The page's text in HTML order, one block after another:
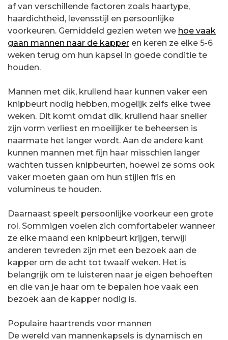
af van verschillende factoren zoals haartype,
haardichtheid, levensstijl en persoonlijke
voorkeuren. Gemiddeld gezien weten we hoe vaak
gaan mannen naar de kapper en keren ze elke 5-6
weken terug om hun kapsel in goede conditie te
houden.
Mannen met dik, krullend haar kunnen vaker een
knipbeurt nodig hebben, mogelijk zelfs elke twee
weken. Dit komt omdat dik, krullend haar sneller
zijn vorm verliest en moeilijker te beheersen is
naarmate het langer wordt. Aan de andere kant
kunnen mannen met fijn haar misschien langer
wachten tussen knipbeurten, hoewel ze soms ook
vaker moeten gaan om hun stijlen fris en
volumineus te houden.
Daarnaast speelt persoonlijke voorkeur een grote
rol. Sommigen voelen zich comfortabeler wanneer
ze elke maand een knipbeurt krijgen, terwijl
anderen tevreden zijn met een bezoek aan de
kapper om de acht tot twaalf weken. Het is
belangrijk om te luisteren naar je eigen behoeften
en die van je haar om te bepalen hoe vaak een
bezoek aan de kapper nodig is.
Populaire haartrends voor mannen
De wereld van mannenkapsels is dynamisch en